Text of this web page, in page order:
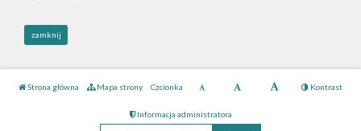
zamknij
Strona główna Mapa strony Czcionka Kontrast
Informacja administratora